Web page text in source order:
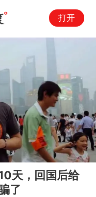
打开
01:06
天，回国后给
了